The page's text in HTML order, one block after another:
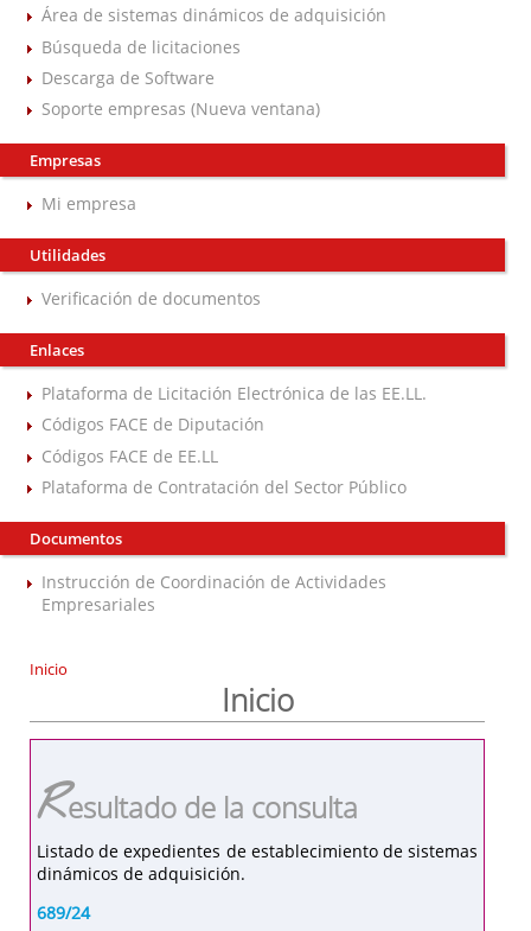
Área de sistemas dinámicos de adquisición
Búsqueda de licitaciones
Descarga de Software
Soporte empresas (Nueva ventana)
Empresas
Mi empresa
Utilidades
Verificación de documentos
Enlaces
Plataforma de Licitación Electrónica de las EE.LL.
Códigos FACE de Diputación
Códigos FACE de EE.LL
Plataforma de Contratación del Sector Público
Documentos
Instrucción de Coordinación de Actividades
Empresariales
Inicio
Inicio
Resultado de la consulta
Listado de expedientes de establecimiento de sistemas
dinámicos de adquisición.
689/24